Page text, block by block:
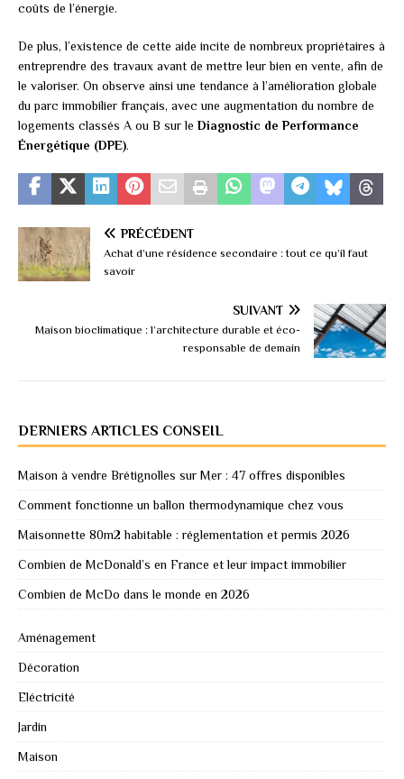
coûts de l’énergie.
De plus, l’existence de cette aide incite de nombreux propriétaires à
entreprendre des travaux avant de mettre leur bien en vente, afin de
le valoriser. On observe ainsi une tendance à l’amélioration globale
du parc immobilier français, avec une augmentation du nombre de
logements classés A ou B sur le Diagnostic de Performance
Énergétique (DPE).
PRÉCÉDENT
Achat d’une résidence secondaire : tout ce qu’il faut
savoir
SUIVANT
Maison bioclimatique : l’architecture durable et éco-
responsable de demain
DERNIERS ARTICLES CONSEIL
Maison à vendre Brétignolles sur Mer : 47 offres disponibles
Comment fonctionne un ballon thermodynamique chez vous
Maisonnette 80m2 habitable : réglementation et permis 2026
Combien de McDonald’s en France et leur impact immobilier
Combien de McDo dans le monde en 2026
Aménagement
Décoration
Eléctricité
Jardin
Maison